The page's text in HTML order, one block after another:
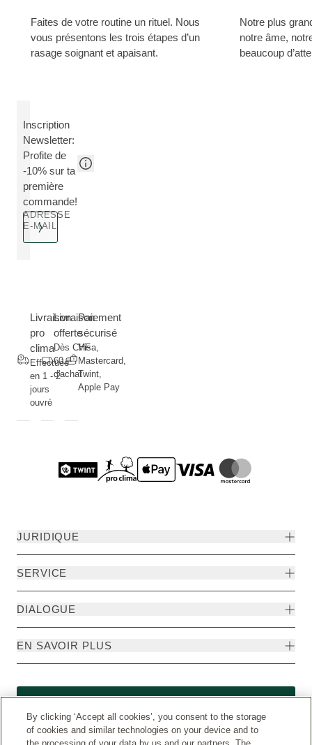
Faites de votre routine un rituel. Nous
vous présentons les trois étapes d’un
rasage soignant et apaisant.
Notre plus
notre âme,
beaucoup
Inscription
Newsletter:
Profite de
-10% sur ta
première
commande!
ADRESSE
E-MAIL
Livraison
pro
clima
Effectuée
en 1 - 2
jours
ouvré
Livraison
offerte
Dès CHF
60.--
d'achat
Paiement
sécurisé
Visa,
Mastercard,
Twint,
Apple Pay
JURIDIQUE
SERVICE
DIALOGUE
EN SAVOIR PLUS
By clicking ‘Accept all cookies’, you consent to the storage
of cookies and similar technologies on your device and to